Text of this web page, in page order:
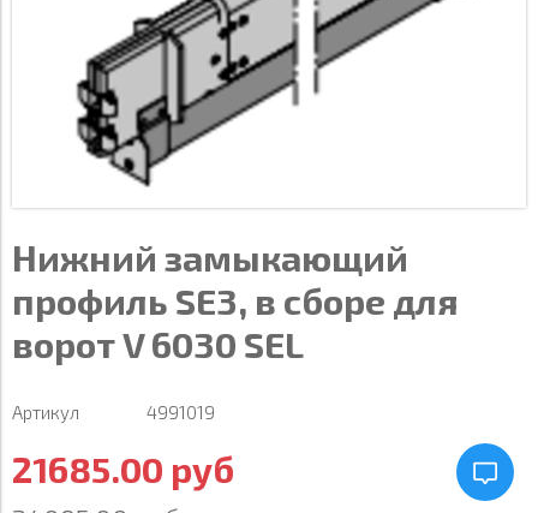
Нижний замыкающий
профиль SE3, в сборе для
ворот V 6030 SEL
Артикул 4991019
21685.00 руб